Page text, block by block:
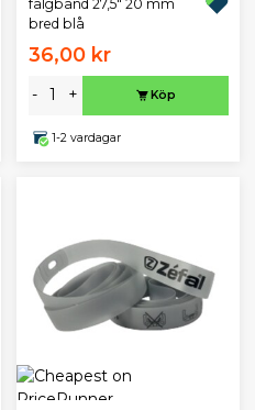
fälgband 27,5" 20 mm
bred blå
36,00 kr
- + Köp
1-2 vardagar